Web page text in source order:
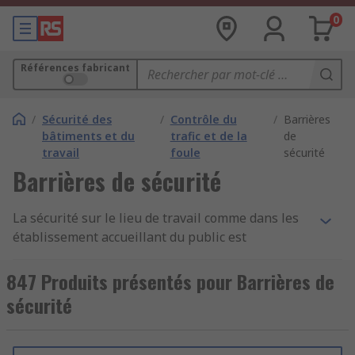
0
Références fabricant
/ Sécurité des
bâtiments et du
travail
/ Contrôle du
trafic et de la
foule
/ Barrières
de
sécurité
Barrières de sécurité
La sécurité sur le lieu de travail comme dans les
établissement accueillant du public est
dispositif visant à empêcher l'accès du public à
une zone donnée. En cas de besoin, elle peut être
rapidement déployée sur site pour une
raisons de sécurité, elle permet également de
847 Produits présentés pour Barrières de
sécurité